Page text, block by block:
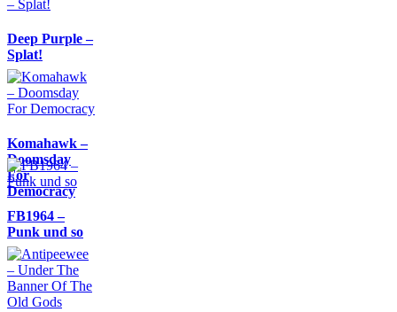
Deep Purple –
Splat!
Komahawk –
Doomsday
For
Democracy
FB1964 –
Punk und so